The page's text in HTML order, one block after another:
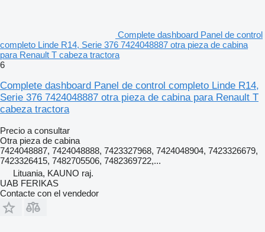
Complete dashboard Panel de control
completo Linde R14, Serie 376 7424048887 otra pieza de cabina
para Renault T cabeza tractora
6
Complete dashboard Panel de control completo Linde R14,
Serie 376 7424048887 otra pieza de cabina para Renault T
cabeza tractora
Precio a consultar
Otra pieza de cabina
7424048887, 7424048888, 7423327968, 7424048904, 7423326679,
7423326415, 7482705506, 7482369722,...
Lituania, KAUNO raj.
UAB FERIKAS
Contacte con el vendedor